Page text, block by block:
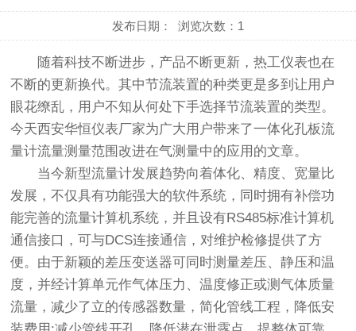
发布日期： 浏览次数： 1
随着科技不断进步，产品不断更新，热工仪表也在
不断的更新换代。其中节流装置的种类更是多到让用户
眼花缭乱，用户不知从何处下手选择节流装置的类型。
今天西安华恒仪表厂家为广大用户带来了一体化孔板流
量计流量测量范围改进在气测量中的应用的文章。
当今新型流量计发展趋势向着体化、精度、宽量比
发展，不仅具有功能强大的软件系统，同时拥有补偿功
能完善的流量计算机系统，并且设有RS485标准计算机
通信接口，可与DCS连接通信，对维护检修提供了方
便。由于新颖的差压变送器可同时测量差压、静压和温
度，并经计算单元作气体压力、温度修正或测气体质量
流量，减少了立的传感器数量，简化管线工程，降低安